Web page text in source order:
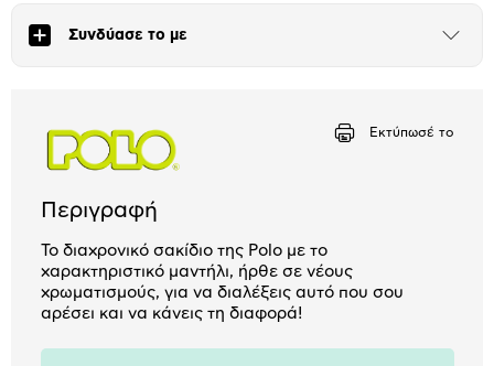
Συνδύασε το με
Άνοιξε
Εκτύπωσέ το
Περιγραφή
Το διαχρονικό σακίδιο της Polo με το
χαρακτηριστικό μαντήλι, ήρθε σε νέους
χρωματισμούς, για να διαλέξεις αυτό που σου
αρέσει και να κάνεις τη διαφορά!